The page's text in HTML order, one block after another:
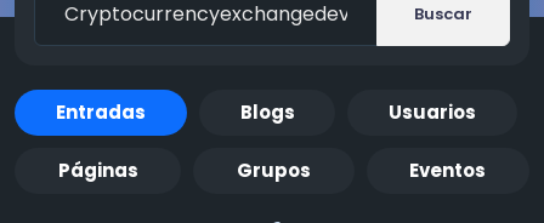
Buscar
Entradas Blogs Usuarios
Páginas Grupos Eventos